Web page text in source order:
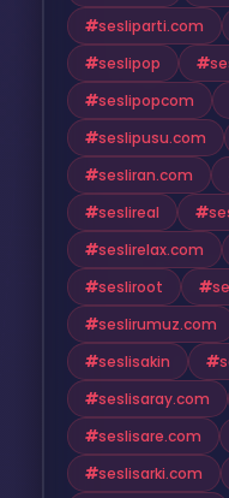
sesliparti.com
seslipop
seslipopcom
seslipusu.com
sesliran.com
seslireal
seslirelax.com
sesliroot
seslirumuz.com
seslisakin
seslisaray.com
seslisare.com
seslisarki.com